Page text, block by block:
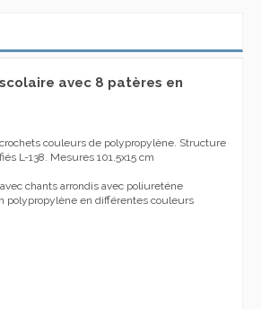
avec 8 patères en
crochets couleurs de polypropylène. Structure
L-138. Mesures 101.5x15 cm
chants arrondis avec poliureténe
polypropylène en différentes couleurs